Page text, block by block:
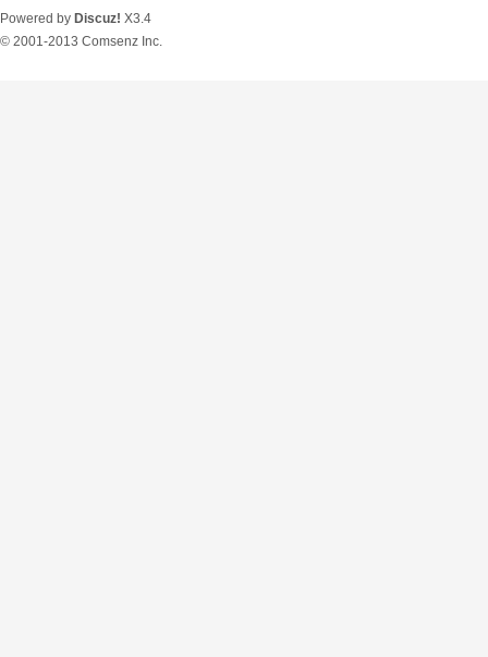
Powered by Discuz! X3.4
© 2001-2013 Comsenz Inc.